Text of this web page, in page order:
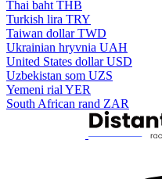
Thai baht THB
Turkish lira TRY
Taiwan dollar TWD
Ukrainian hryvnia UAH
United States dollar USD
Uzbekistan som UZS
Yemeni rial YER
South African rand ZAR